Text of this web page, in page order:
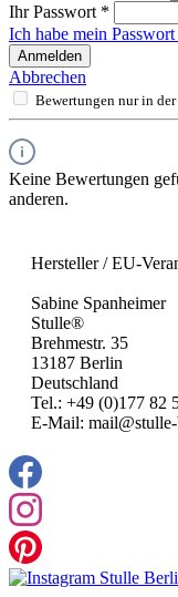
Ihr Passwort *
Ich habe mein Passwort
Anmelden
Abbrechen
Bewertungen nur in
Keine Bewertungen
anderen.
Hersteller / EU-
Sabine Spanheimer
Stulle®
Brehmestr. 35
13187 Berlin
Deutschland
Tel.: +49 (0)177 82
E-Mail: